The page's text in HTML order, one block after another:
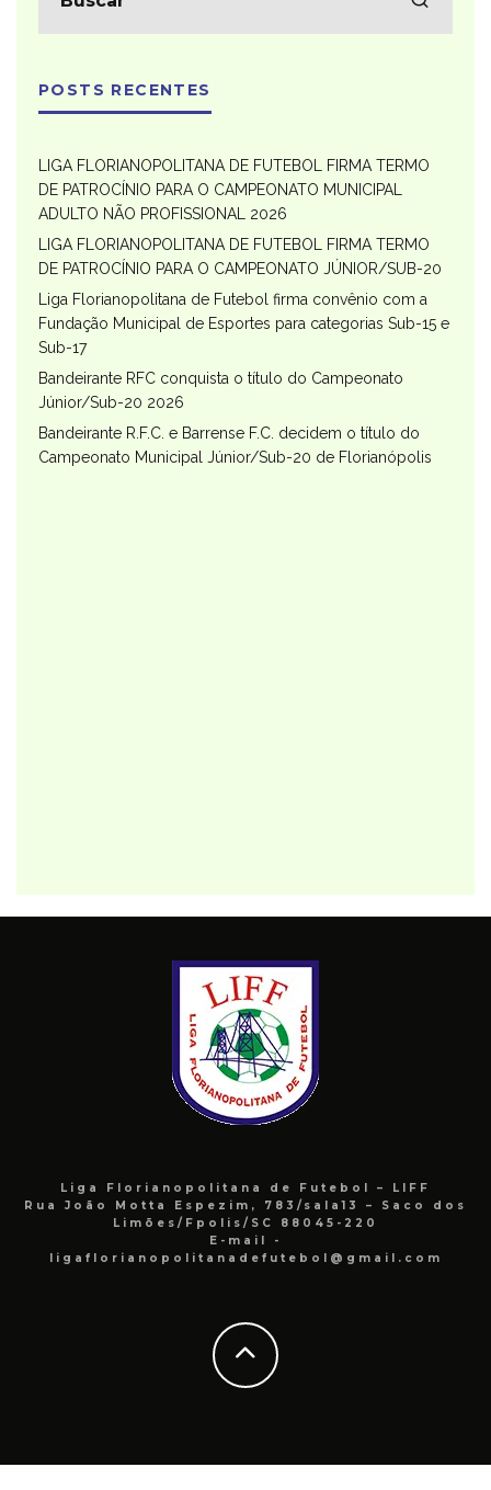
POSTS RECENTES
LIGA FLORIANOPOLITANA DE FUTEBOL FIRMA TERMO
DE PATROCÍNIO PARA O CAMPEONATO MUNICIPAL
ADULTO NÃO PROFISSIONAL 2026
LIGA FLORIANOPOLITANA DE FUTEBOL FIRMA TERMO
DE PATROCÍNIO PARA O CAMPEONATO JÚNIOR/SUB-20
Liga Florianopolitana de Futebol firma convênio com a
Fundação Municipal de Esportes para categorias Sub-15 e
Sub-17
Bandeirante RFC conquista o título do Campeonato
Júnior/Sub-20 2026
Bandeirante R.F.C. e Barrense F.C. decidem o título do
Campeonato Municipal Júnior/Sub-20 de Florianópolis
Liga Florianopolitana de Futebol – LIFF
Rua João Motta Espezim, 783/sala13 – Saco dos
Limões/Fpolis/SC 88045-220
E-mail -
ligaflorianopolitanadefutebol@gmail.com